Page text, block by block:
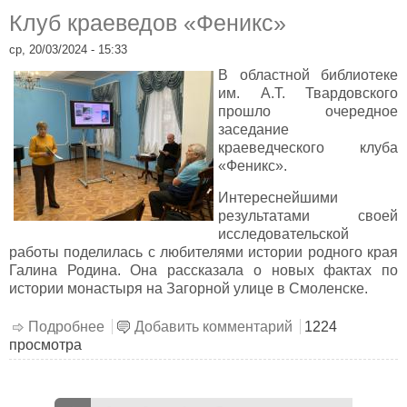
Клуб краеведов «Феникс»
ср, 20/03/2024 - 15:33
В областной библиотеке
им. А.Т. Твардовского
прошло очередное
заседание
краеведческого клуба
«Феникс».
Интереснейшими
результатами своей
исследовательской
работы поделилась с любителями истории родного края
Галина Родина. Она рассказала о новых фактах по
истории монастыря на Загорной улице в Смоленске.
Подробнее о Клуб краеведов «Феникс»
Добавить комментарий
1224
просмотра